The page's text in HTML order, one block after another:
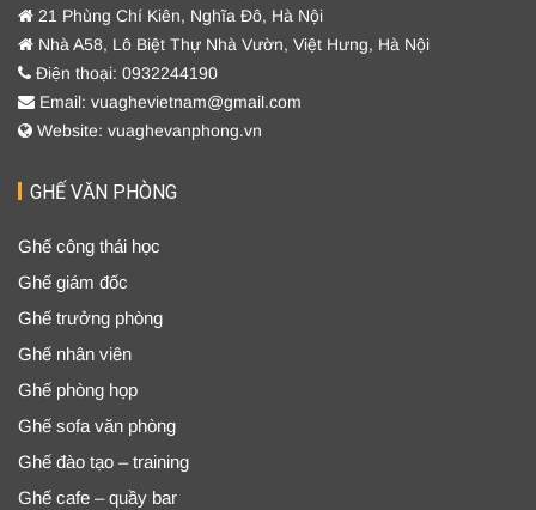
21 Phùng Chí Kiên, Nghĩa Đô, Hà Nội
Nhà A58, Lô Biệt Thự Nhà Vườn, Việt Hưng, Hà Nội
Điện thoại: 0932244190
Email: vuaghevietnam@gmail.com
Website: vuaghevanphong.vn
GHẾ VĂN PHÒNG
Ghế công thái học
Ghế giám đốc
Ghế trưởng phòng
Ghế nhân viên
Ghế phòng họp
Ghế sofa văn phòng
Ghế đào tạo – training
Ghế cafe – quầy bar